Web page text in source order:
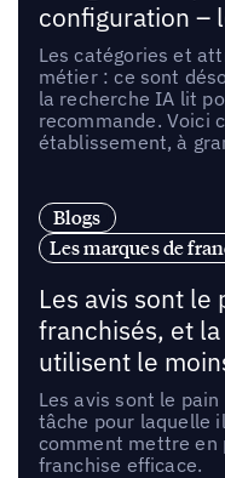
configuration –
Les catégories et
métier : ce sont
la recherche IA lit
recommande. Voici
établissement, à
Blogs
Les marques de
Les avis sont le
franchisés, et
utilisent le
Les avis sont le
tâche pour laquelle
comment mettre en
franchise efficace.